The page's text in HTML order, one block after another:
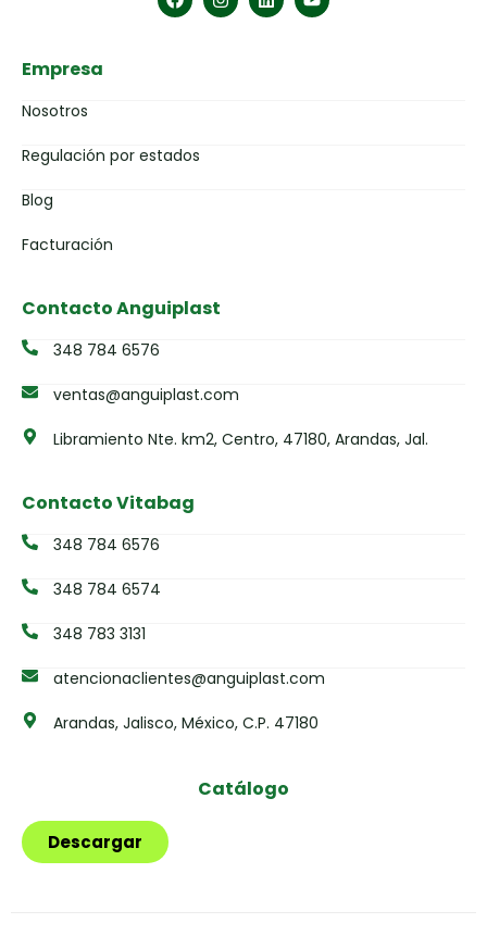
Empresa
Nosotros
Regulación por estados
Blog
Facturación
Contacto Anguiplast
348 784 6576
ventas@anguiplast.com
Libramiento Nte. km2, Centro, 47180, Arandas, Jal.
Contacto Vitabag
348 784 6576
348 784 6574
348 783 3131
atencionaclientes@anguiplast.com
Arandas, Jalisco, México, C.P. 47180
Catálogo
Descargar